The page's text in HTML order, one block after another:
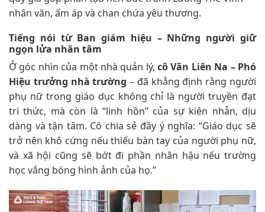
nhân văn, ấm áp và chan chứa yêu thương.
Tiếng nói từ Ban giám hiệu – Những người giữ
ngọn lửa nhân tâm
Ở góc nhìn của một nhà quản lý,cô Văn Liên Na – Phó
Hiệu trưởng nhà trường – đã khẳng định rằng người
phụ nữ trong giáo dục không chỉ là người truyền đạt
tri thức, mà còn là “linh hồn” của sự kiên nhẫn, dịu
dàng và tận tâm. Cô chia sẻ đầy ý nghĩa: “Giáo dục sẽ
trở nên khô cứng nếu thiếu bàn tay của người phụ nữ,
và xã hội cũng sẽ bớt đi phần nhân hậu nếu trường
học vắng bóng hình ảnh của họ.”